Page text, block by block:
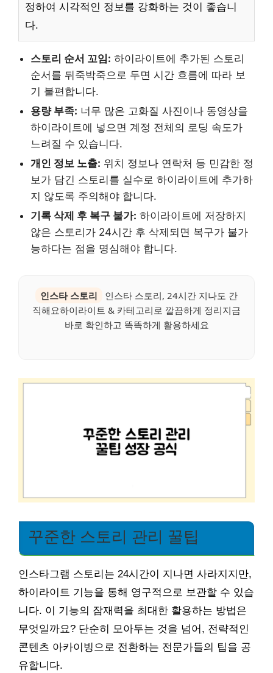
정하여 시각적인 정보를 강화하는 것이 좋습니
다.
스토리 순서 꼬임: 하이라이트에 추가된 스토리
순서를 뒤죽박죽으로 두면 시간 흐름에 따라 보
기 불편합니다.
용량 부족: 너무 많은 고화질 사진이나 동영상을
하이라이트에 넣으면 계정 전체의 로딩 속도가
느려질 수 있습니다.
개인 정보 노출: 위치 정보나 연락처 등 민감한 정
보가 담긴 스토리를 실수로 하이라이트에 추가하
지 않도록 주의해야 합니다.
기록 삭제 후 복구 불가: 하이라이트에 저장하지
않은 스토리가 24시간 후 삭제되면 복구가 불가
능하다는 점을 명심해야 합니다.
인스타 스토리
인스타 스토리, 24시간 지나도 간
직해요하이라이트 & 카테고리로 깔끔하게 정리지금
바로 확인하고 똑똑하게 활용하세요
꾸준한 스토리 관리 꿀팁
인스타그램 스토리는 24시간이 지나면 사라지지만,
하이라이트 기능을 통해 영구적으로 보관할 수 있습
니다. 이 기능의 잠재력을 최대한 활용하는 방법은
무엇일까요? 단순히 모아두는 것을 넘어, 전략적인
콘텐츠 아카이빙으로 전환하는 전문가들의 팁을 공
유합니다.